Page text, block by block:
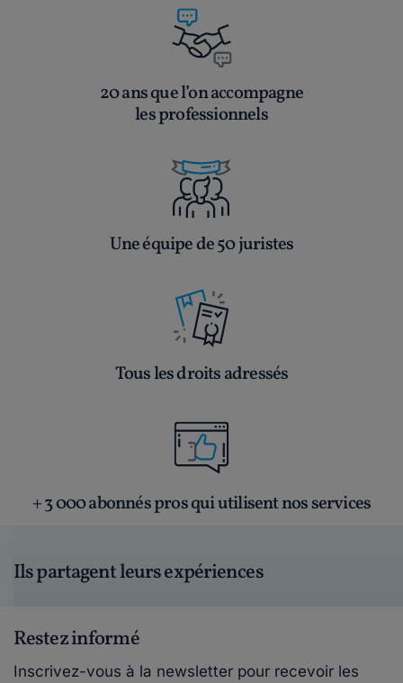
20 ans que l’on accompagne
les professionnels
Une équipe de 50 juristes
Tous les droits adressés
+ 3 000 abonnés pros qui utilisent nos services
Ils partagent leurs expériences
Restez informé
Inscrivez-vous à la newsletter pour recevoir les